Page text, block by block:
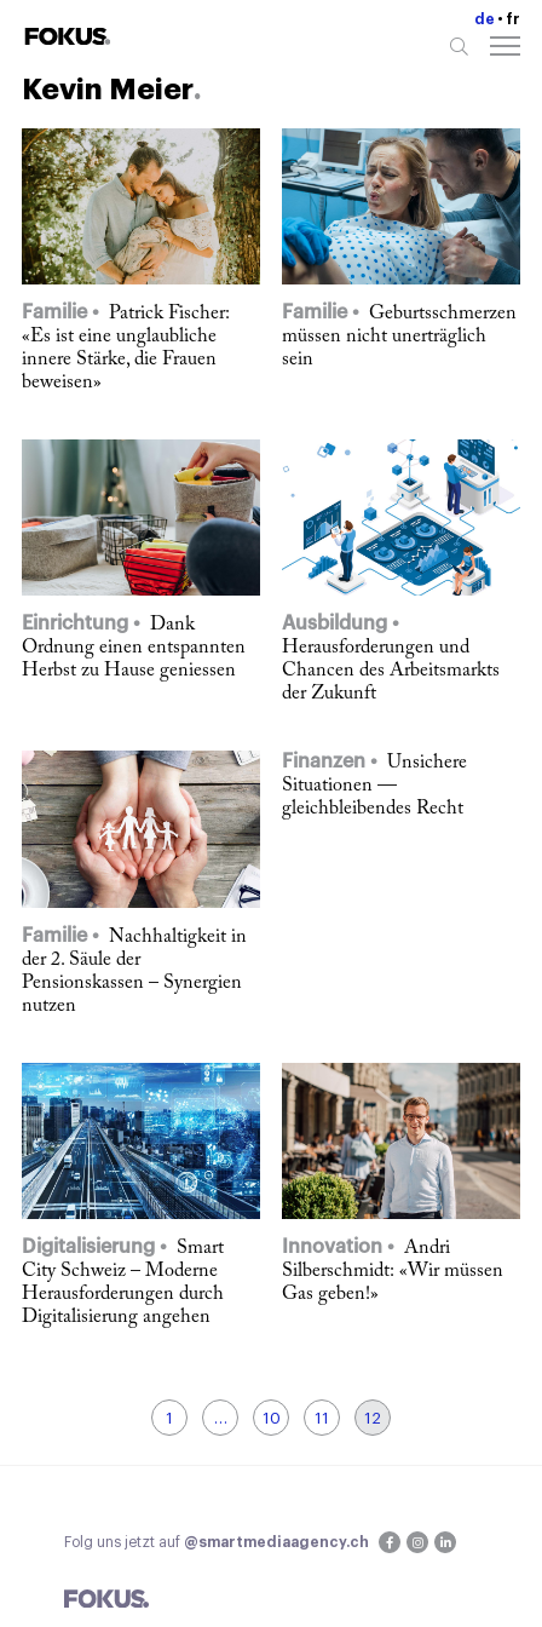
de fr
Kevin Meier
Familie
Patrick Fischer:
«Es ist eine unglaubliche
innere Stärke, die Frauen
beweisen»
Familie
Geburtsschmerzen
müssen nicht unerträglich
sein
Einrichtung
Dank
Ordnung einen entspannten
Herbst zu Hause geniessen
Ausbildung
Herausforderungen und
Chancen des Arbeitsmarkts
der Zukunft
Familie
Nachhaltigkeit in
der 2. Säule der
Pensionskassen – Synergien
nutzen
Finanzen
Unsichere
Situationen —
gleichbleibendes Recht
Digitalisierung
Smart
City Schweiz – Moderne
Herausforderungen durch
Digitalisierung angehen
Innovation
Andri
Silberschmidt: «Wir müssen
Gas geben!»
1 … 10 11 12
Folg uns jetzt auf @smartmediaagency.ch